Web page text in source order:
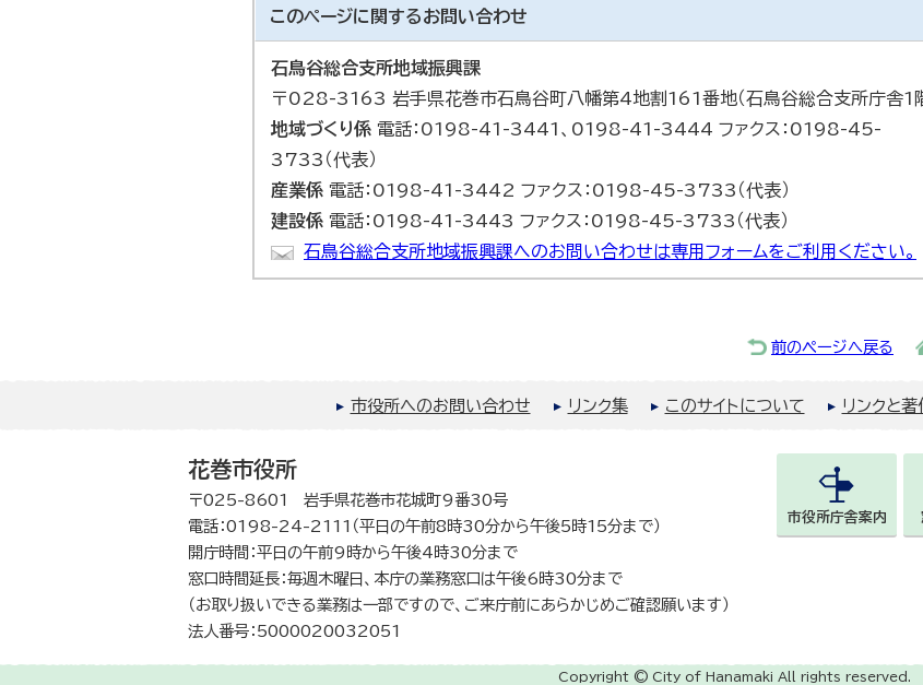
このページに関するお問い合わせ
石鳥谷総合支所地域振興課
〒028-3163 岩手県花巻市石鳥谷町八幡第4地割161番地（石鳥谷総合支所庁舎1
地域づくり係 電話：0198-41-3441、0198-41-3444 ファクス：0198-45-
3733（代表）
産業係 電話：0198-41-3442 ファクス：0198-45-3733（代表）
建設係 電話：0198-41-3443 ファクス：0198-45-3733（代表）
石鳥谷総合支所地域振興課へのお問い合わせは専用フォームをご利用ください。
前のページへ戻る
市役所へのお問い合わせ リンク集 このサイトについて リンクと著
花巻市役所
〒025-8601 岩手県花巻市花城町9番30号
電話：0198-24-2111（平日の午前8時30分から午後5時15分まで）
開庁時間：平日の午前9時から午後4時30分まで
窓口時間延長：毎週木曜日、本庁の業務窓口は午後6時30分まで
（お取り扱いできる業務は一部ですので、ご来庁前にあらかじめご確認願います）
法人番号：5000020032051
市役所庁舎案内
Copyright © City of Hanamaki All rights reserved.